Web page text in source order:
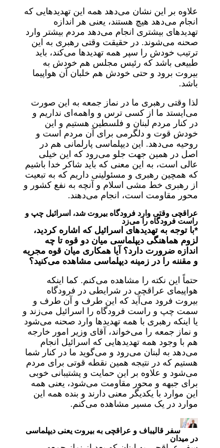
علاوه بر این نشان می‌دهد همه این تهدیدهایی که
انجام می‌دهد هیچ هستند، یعنی هر اندازه
تهدیدهای بیشتری انجام می‌دهد مردم بیشتر وارد
صحنه می‌شوند. در حقیقت وقتی رهبری به این
ترتیب خودش را سپر همه تهدیدها می‌کند، باید
طبیعی باشد که رئیس مجلس هم خودش به
بیروت برود و حتی خودش هم خلبان آن هواپیما
باشد.
لذا وقتی رهبری ما در نماز جمعه به این صورت
می‌ایستد ما از کسی ترس و واهمه‌ای نداریم و
در کنار مردم لبنان و فلسطین هستیم و این
خودش قوت و دلگرمی برای آن مردم است و
روحیه می‌دهد. این دیپلماسی پارلمانی هم در
اصل در همین جهت جلو می‌رود که این خیلی
عالی است، به این معنی که باید شاکر خدا باشیم
که همچین رهبری و مسئولینی داریم که به تبعیت
از رهبری خط مشی اسلام و آنچه به نفع کشور و
محور مقاومت است، انجام می‌دهند.
عراقچی وقتی وارد فرودگاه بیروت شد، اسرائیل چپ و
راست فرودگاه را می‌زد
*با توجه به تهدیدهای اسرائیل که اشاره کردید،
لزوم هماهنگی دیپلماسی میان دو قوه تا چه
اندازه ضرورت دارد؟ آیا همکاری میان قوه مجریه
و مقننه را در زمینه دیپلماسی مشاهده می‌کنید؟
حتماً این نکته را مشاهده می‌کنم. کما اینکه
هواپیمای عراقچی در شرایطی در فرودگاه
بیروت فرود می‌آید که این طرف و آن طرف و
سمت چپ و راست فرودگاه را اسرائیل می‌زند و
یا اینکه رهبری با همه تهدیدها وارد صحنه می‌شود
و نماز جمعه را می‌خواند، آقای وزیر امور خارجه
هم با وجود همه تهدیدهایی که اسرائیل انجام
می‌دهد به لبنان می‌رود و می‌گوید ما در کنار شما
هستیم که در نتیجه همین نقطه قوتی برای مردم
می‌شود و علاوه بر این حمایت و پشتیبانی خوبی
برای جبهه و محور مقاومت می‌شود، یعنی همه
این موارد با یکدیگر معنی دارند و بنده همه این
موارد در یک مسیر مشاهده می‌کنم.
سفر قالیباف و عراقچی به بیروت یعنی دیپلماسی
در میدان